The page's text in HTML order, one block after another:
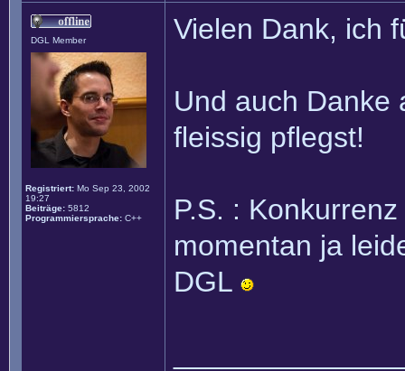
DGL Member
Registriert: Mo Sep 23, 2002
19:27
Beiträge: 5812
Programmiersprache: C++
Vielen Dank, ich
Und auch Danke
fleissig pflegst!
P.S. :
momentan ja
DGL